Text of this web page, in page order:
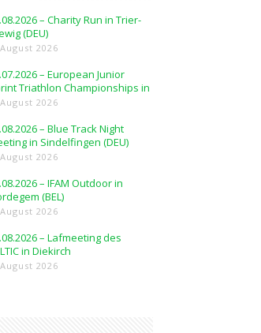
– Charity Run in Trier-
(DEU)
2026
– European Junior
Triathlon Championships in
(POL)2026
– Blue Track Night
in Sindelfingen (DEU)
2026
– IFAM Outdoor in
(BEL)
2026
– Lafmeeting des
in Diekirch
2026